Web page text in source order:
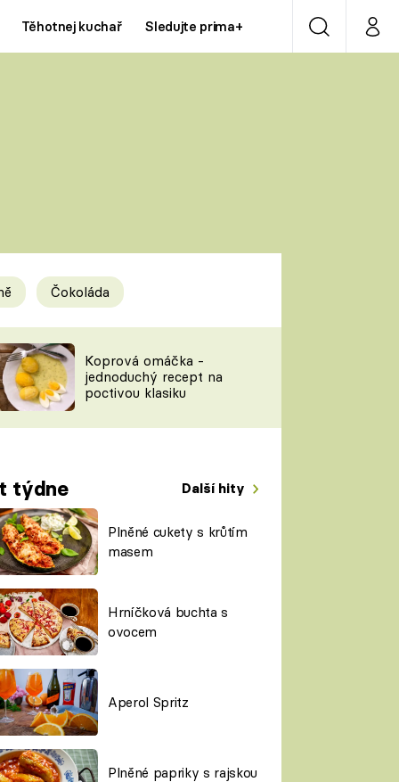
Těhotnej kuchař Sledujte prima+ VyhledáváníMůj
Prima LAJK
Sledujte nás
Čokoláda
Koprová omáčka -
jednoduchý recept na
poctivou klasiku
týdne Další hity
Plněné cukety s krůtím
masem
Hrníčková buchta s
ovocem
Aperol Spritz
Plněné papriky s rajskou